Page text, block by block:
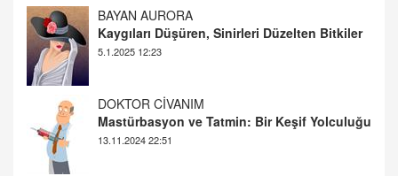
DOKTOR CİVANIM
Mastürbasyon ve Tatmin: Bir Keşif Yolculuğu
13.11.2024 22:51
ALİ EFENDİ
Adana At Yarışı Tahminleri | 21 Aralık
Cumartesi